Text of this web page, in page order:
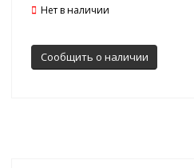
Нет в наличии
Сообщить о наличии